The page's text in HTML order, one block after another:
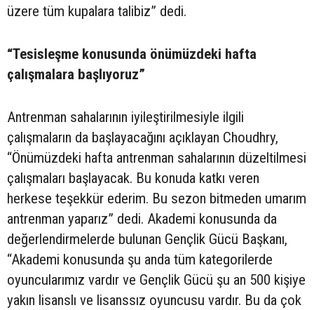
üzere tüm kupalara talibiz” dedi.
“Tesisleşme konusunda önümüzdeki hafta
çalışmalara başlıyoruz”
Antrenman sahalarının iyileştirilmesiyle ilgili
çalışmaların da başlayacağını açıklayan Choudhry,
“Önümüzdeki hafta antrenman sahalarının düzeltilmesi
çalışmaları başlayacak. Bu konuda katkı veren
herkese teşekkür ederim. Bu sezon bitmeden umarım
antrenman yaparız” dedi. Akademi konusunda da
değerlendirmelerde bulunan Gençlik Gücü Başkanı,
“Akademi konusunda şu anda tüm kategorilerde
oyuncularımız vardır ve Gençlik Gücü şu an 500 kişiye
yakın lisanslı ve lisanssız oyuncusu vardır. Bu da çok